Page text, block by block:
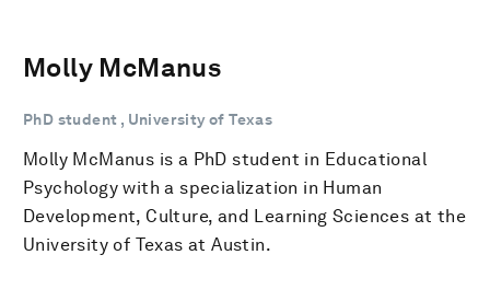
Molly McManus
PhD student , University of Texas
Molly McManus is a PhD student in Educational
Psychology with a specialization in Human
Development, Culture, and Learning Sciences at the
University of Texas at Austin.